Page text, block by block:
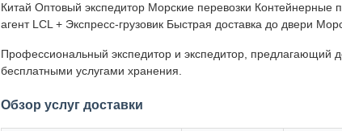
Китай Оптовый экспедитор Морские перевозки
агент LCL + Экспресс-грузовик Быстрая доставка до двери
Профессиональный экспедитор и экспедитор,
бесплатными услугами хранения.
Обзор услуг доставки